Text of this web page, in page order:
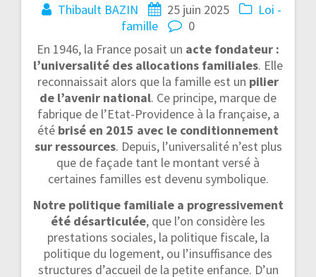
Thibault BAZIN 25 juin 2025
Loi -
famille
0
En 1946, la France posait un acte fondateur :
l’universalité des allocations familiales. Elle
reconnaissait alors que la famille est un pilier
de l’avenir national. Ce principe, marque de
fabrique de l’Etat-Providence à la française, a
été brisé en 2015 avec le conditionnement
sur ressources. Depuis, l’universalité n’est plus
que de façade tant le montant versé à
certaines familles est devenu symbolique.
Notre politique familiale a progressivement
été désarticulée, que l’on considère les
prestations sociales, la politique fiscale, la
politique du logement, ou l’insuffisance des
structures d’accueil de la petite enfance. D’un